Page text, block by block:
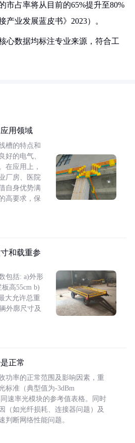
市占率将从目前的65%提升至80%
产业发展蓝皮书》2023）。
心数据均标注专业来源，符合工
用领域
槽的特点和
好的电气、
在应用上，
厂房、医院
自身优势满
高要求，保
和载重参
包括: a)外形
高55cm b)
大允许总重
外廓尺寸及
正常
功率的正常范围及影响因素，重
标准（典型值为-3dBm
速率光模块的参考值表格。同时
（如光纤损耗、连接器问题）及
判断网络性能问题。